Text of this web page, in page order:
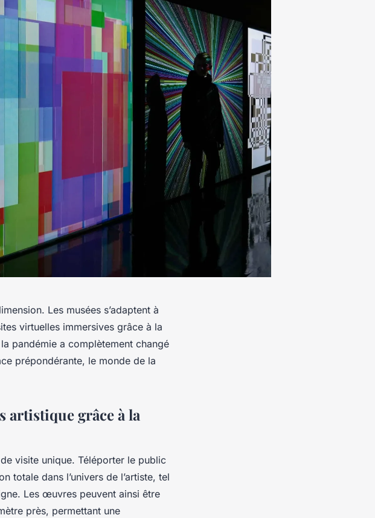
Les musées s’adaptent à
virtuelles immersives grâce à la
pandémie a complètement changé
prépondérante, le monde de la
artistique grâce à la
visite unique. Téléporter le public
totale dans l’univers de l’artiste, tel
Les œuvres peuvent ainsi être
près, permettant une